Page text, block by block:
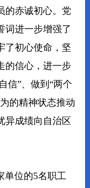
的赤诚初心。党
词进一步增强了
了初心使命，坚
的信心，进一步
信”、做到“两个
的精神状态推动
异成绩向自治区
单位的5名职工